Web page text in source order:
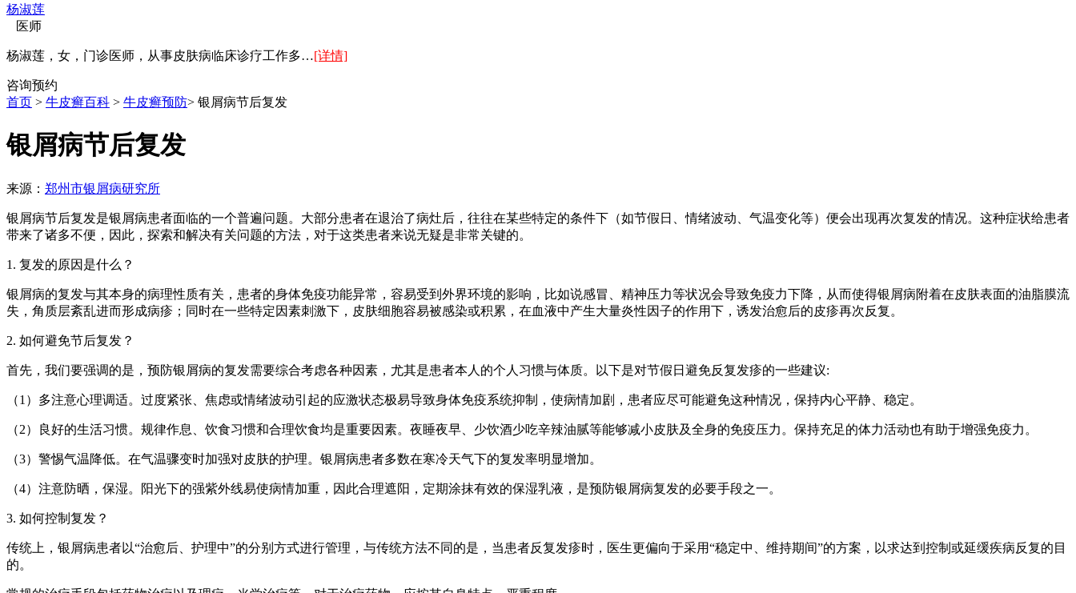
杨淑莲
医师
杨淑莲，女，门诊医师，从事皮肤病临床诊疗工作多…[详情]
咨询预约
首页 > 牛皮癣百科 > 牛皮癣预防> 银屑病节后复发
银屑病节后复发
来源： 郑州市银屑病研究所
银屑病节后复发是银屑病患者面临的一个普遍问题。大部分患者在退治了病灶后，往往在某些特定的条件下（如节假日、情绪波动、气温变化等）便会出现再次复发的情况。这种症状给患者
带来了诸多不便，因此，探索和解决有关问题的方法，对于这类患者来说无疑是非常关键的。
1. 复发的原因是什么？
银屑病的复发与其本身的病理性质有关，患者的身体免疫功能异常，容易受到外界环境的影响，比如说感冒、精神压力等状况会导致免疫力下降，从而使得银屑病附着在皮肤表面的油脂膜流
失，角质层紊乱进而形成病疹；同时在一些特定因素刺激下，皮肤细胞容易被感染或积累，在血液中产生大量炎性因子的作用下，诱发治愈后的皮疹再次反复。
2. 如何避免节后复发？
首先，我们要强调的是，预防银屑病的复发需要综合考虑各种因素，尤其是患者本人的个人习惯与体质。以下是对节假日避免反复发疹的一些建议:
（1）多注意心理调适。过度紧张、焦虑或情绪波动引起的应激状态极易导致身体免疫系统抑制，使病情加剧，患者应尽可能避免这种情况，保持内心平静、稳定。
（2）良好的生活习惯。规律作息、饮食习惯和合理饮食均是重要因素。夜睡夜早、少饮酒少吃辛辣油腻等能够减小皮肤及全身的免疫压力。保持充足的体力活动也有助于增强免疫力。
（3）警惕气温降低。在气温骤变时加强对皮肤的护理。银屑病患者多数在寒冷天气下的复发率明显增加。
（4）注意防晒，保湿。阳光下的强紫外线易使病情加重，因此合理遮阳，定期涂抹有效的保湿乳液，是预防银屑病复发的必要手段之一。
3. 如何控制复发？
传统上，银屑病患者以“治愈后、护理中”的分别方式进行管理，与传统方法不同的是，当患者反复发疹时，医生更偏向于采用“稳定中、维持期间”的方案，以求达到控制或延缓疾病反复的目
的。